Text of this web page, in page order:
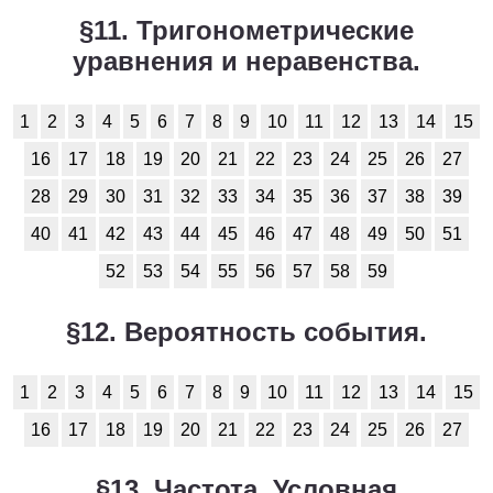
§11. Тригонометрические
уравнения и неравенства.
1 2 3 4 5 6 7 8 9 10 11 12 13 14
15
16
17 18 19 20 21 22 23 24 25 26
27
28
29 30 31 32 33 34 35 36 37 38
39
40
41 42 43 44 45 46 47 48 49 50
51
52
53 54 55 56 57 58 59
§12. Вероятность события.
1 2 3 4 5 6 7 8 9 10 11 12 13 14
15
16
17 18 19 20 21 22 23 24 25 26 27